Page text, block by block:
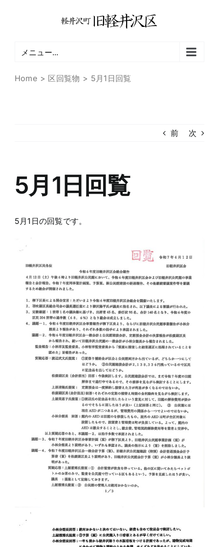
メニュー...
Home 区回覧物 5月1日回覧
前 次
5月1日回覧
5月1日の回覧です。